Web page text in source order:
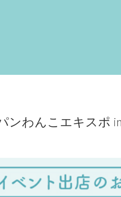
ンわんこエキスポ